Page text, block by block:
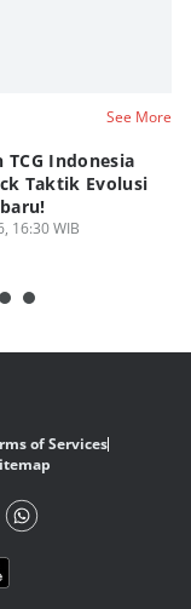
See More
TCG Indonesia
Taktik Evolusi
16:30 WIB
of Services